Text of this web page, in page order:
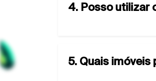
4. Posso utilizar
5. Quais